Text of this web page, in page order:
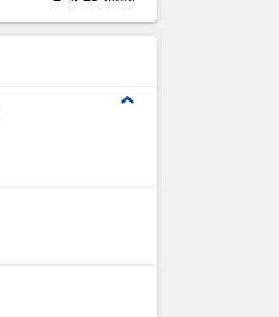
expand_less